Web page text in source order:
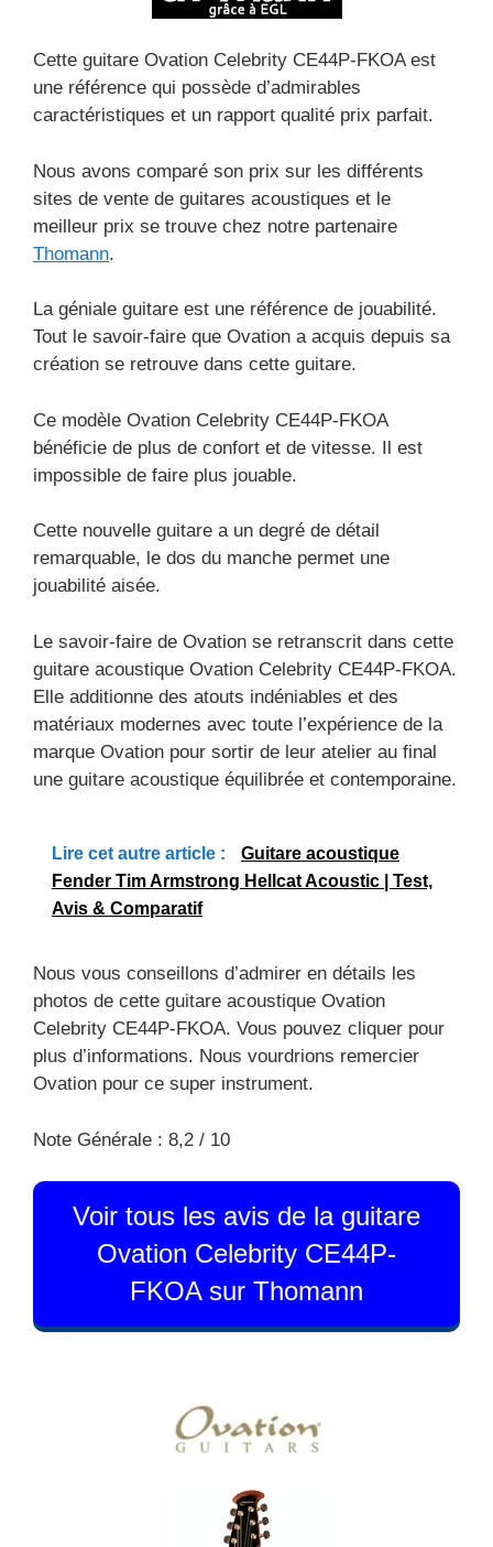
Cette guitare Ovation Celebrity CE44P-FKOA est
une référence qui possède d’admirables
caractéristiques et un rapport qualité prix parfait.
Nous avons comparé son prix sur les différents
sites de vente de guitares acoustiques et le
meilleur prix se trouve chez notre partenaire
Thomann.
La géniale guitare est une référence de jouabilité.
Tout le savoir-faire que Ovation a acquis depuis sa
création se retrouve dans cette guitare.
Ce modèle Ovation Celebrity CE44P-FKOA
bénéficie de plus de confort et de vitesse. Il est
impossible de faire plus jouable.
Cette nouvelle guitare a un degré de détail
remarquable, le dos du manche permet une
jouabilité aisée.
Le savoir-faire de Ovation se retranscrit dans cette
guitare acoustique Ovation Celebrity CE44P-FKOA.
Elle additionne des atouts indéniables et des
matériaux modernes avec toute l’expérience de la
marque Ovation pour sortir de leur atelier au final
une guitare acoustique équilibrée et contemporaine.
Lire cet autre article :
Guitare acoustique
Fender Tim Armstrong Hellcat Acoustic | Test,
Avis & Comparatif
Nous vous conseillons d’admirer en détails les
photos de cette guitare acoustique Ovation
Celebrity CE44P-FKOA. Vous pouvez cliquer pour
plus d’informations. Nous vourdrions remercier
Ovation pour ce super instrument.
Note Générale : 8,2 / 10
Voir tous les avis de la guitare
Ovation Celebrity CE44P-
FKOA sur Thomann